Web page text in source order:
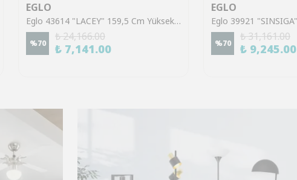
EGLO
Eglo 43614 "LACEY" 159,5 Cm Yüksekliğinde Çelik, Ahşap Köşe Lambası Lambader
%70
₺ 24,166.00
₺ 7,141.00
EGLO
%70
₺ 31,161.00
₺ 9,245.00